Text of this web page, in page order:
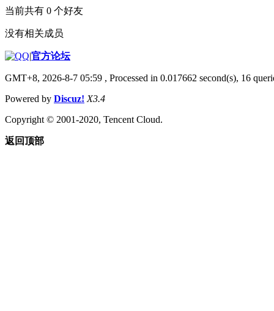
当前共有 0 个好友
没有相关成员
|官方论坛
GMT+8, 2026-8-7 05:59 , Processed in 0.017662 second(s), 16
Powered by Discuz! X3.4
Copyright © 2001-2020, Tencent Cloud.
返回顶部